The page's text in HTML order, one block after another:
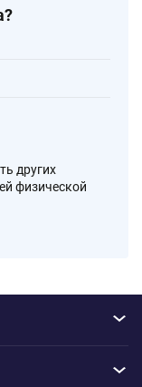
других
физической